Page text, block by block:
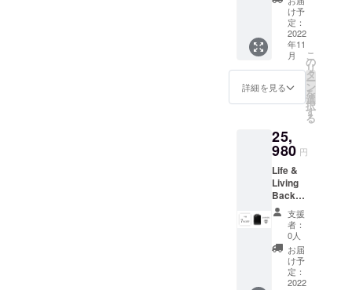
撃吸収
ショル
ダース
トラッ
プ ／
ラップ
トップ
ス ／ カ
ラビナ
／ エア
ノズル
バッジ
（7色）
／ 潤滑
グリー
12cm）
一般販
売予定
価格：
29,980
円 →
23,980
円
（20%
送料・
消費税
込
【セッ
ト内
容】
ショル
ダース
トラッ
プ ／ 衝
撃吸収
ショル
ダース
け予
定：
2022
年11
月
詳細を見る
こ
の
リ
タ
ー
ン
を
選
択
す
る
25,
980 円
Life &
Living
Backpa
ck L8モ
デル ×
1（※奥
行：
8cm）
一般販
売予定
支援
者：
0人
お届
け予
定：
2022